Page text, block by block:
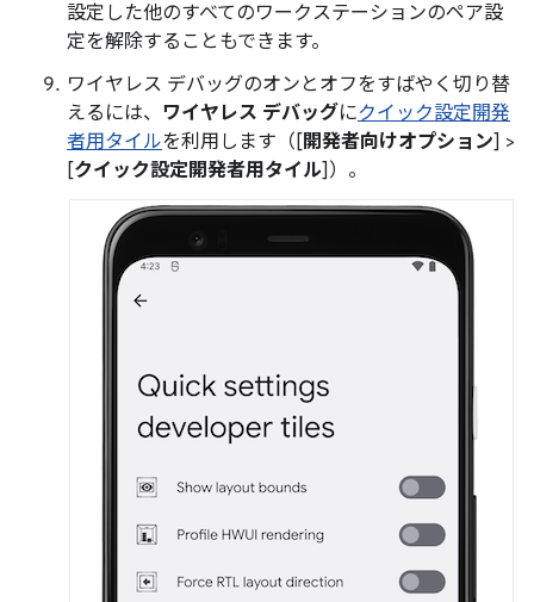
設定した他のすべてのワークステーションのペア設
定を解除することもできます。
ワイヤレス デバッグのオンとオフをすばやく切り替
えるには、 ワイヤレス デバッグにクイック設定開発
者用タイルを利用します（[ 開発者向けオプション] >
[クイック設定開発者用タイル]）。